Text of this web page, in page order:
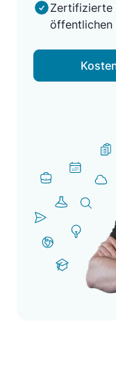
Zertifizierte
öffentlichen